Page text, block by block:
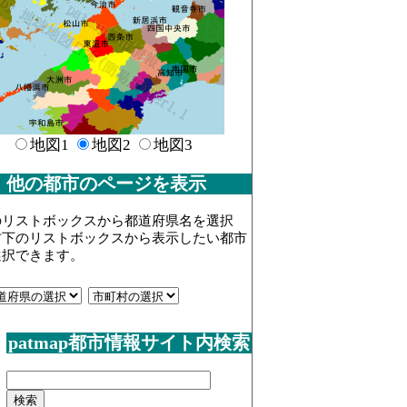
地図1 地図2 地図3
他の都市のページを表示
ストボックスから都道府県名を選択
のリストボックスから表示したい都市
できます。
patmap都市情報サイト内検索